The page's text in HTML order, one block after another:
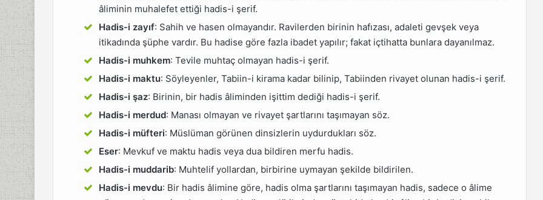
âliminin muhalefet ettiği hadis-i şerif.
Hadis-i zayıf: Sahih ve hasen olmayandır. Ravilerden birinin hafızası, adaleti gevşek veya
itikadında şüphe vardır. Bu hadise göre fazla ibadet yapılır; fakat içtihatta bunlara dayanılmaz.
Hadis-i muhkem: Tevile muhtaç olmayan hadis-i şerif.
Hadis-i maktu: Söyleyenler, Tabiin-i kirama kadar bilinip, Tabiinden rivayet olunan hadis-i şerif.
Hadis-i şaz: Birinin, bir hadis âliminden işittim dediği hadis-i şerif.
Hadis-i merdud: Manası olmayan ve rivayet şartlarını taşımayan söz.
Hadis-i müfteri: Müslüman görünen dinsizlerin uydurdukları söz.
Eser: Mevkuf ve maktu hadis veya dua bildiren merfu hadis.
Hadis-i muddarib: Muhtelif yollardan, birbirine uymayan şekilde bildirilen.
Hadis-i mevdu: Bir hadis âlimine göre, hadis olma şartlarını taşımayan hadis, sadece o âlime